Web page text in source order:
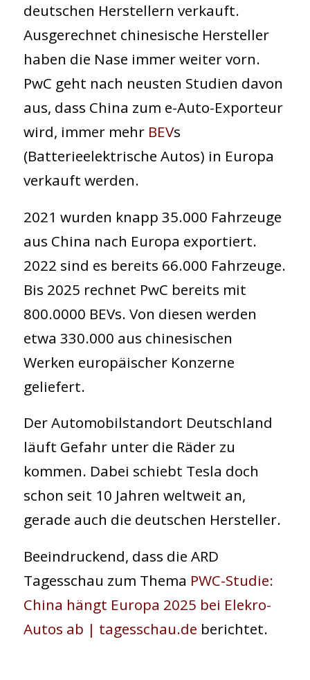
deutschen Herstellern verkauft.
Ausgerechnet chinesische Hersteller
haben die Nase immer weiter vorn.
PwC geht nach neusten Studien davon
aus, dass China zum e-Auto-Exporteur
wird, immer mehr BEVs
(Batterieelektrische Autos) in Europa
verkauft werden.
2021 wurden knapp 35.000 Fahrzeuge
aus China nach Europa exportiert.
2022 sind es bereits 66.000 Fahrzeuge.
Bis 2025 rechnet PwC bereits mit
800.0000 BEVs. Von diesen werden
etwa 330.000 aus chinesischen
Werken europäischer Konzerne
geliefert.
Der Automobilstandort Deutschland
läuft Gefahr unter die Räder zu
kommen. Dabei schiebt Tesla doch
schon seit 10 Jahren weltweit an,
gerade auch die deutschen Hersteller.
Beeindruckend, dass die ARD
Tagesschau zum Thema PWC-Studie:
China hängt Europa 2025 bei Elekro-
Autos ab | tagesschau.de berichtet.